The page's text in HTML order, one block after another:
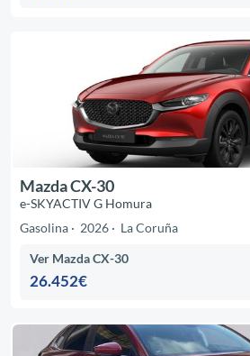
Mazda CX-30
e-SKYACTIV G Homura
Gasolina
2026 La Coruña
Ver Mazda CX-30
26.452€